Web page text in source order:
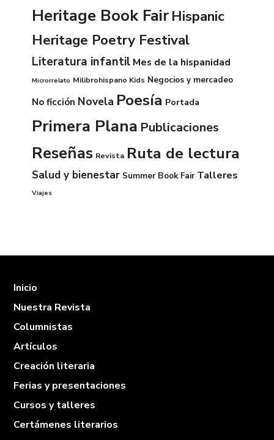
Heritage Book FairHispanic
Heritage Poetry Festival
Literatura infantil Mes de la hispanidad
Microrrelato Milibrohispano Kids Negocios y mercadeo
No ficción Novela Poesía Portada
Primera Plana Publicaciones
Reseñas Revista Ruta de lectura
Salud y bienestar Summer Book Fair Talleres
Viajes
Inicio
Nuestra Revista
Columnistas
Artículos
Creación literaria
Ferias y presentaciones
Cursos y talleres
Certámenes literarios